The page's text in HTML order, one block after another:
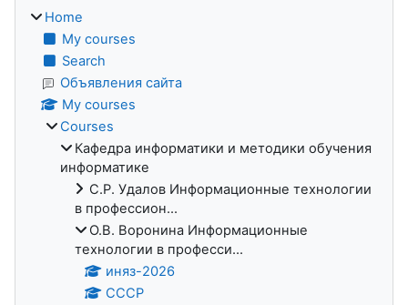
Home
My courses
Search
Объявления сайта
My courses
Courses
Кафедра информатики и методики обучения
информатике
С.Р. Удалов Информационные технологии
в профессион...
О.В. Воронина Информационные
технологии в професси...
иняз-2026
СССР